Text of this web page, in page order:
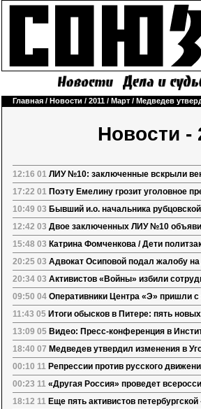
Главная / Новости / 2011 / Март / Медведев
Новости -
12:16 01 ЛИУ №10: заключенные вскрыли
17:22 01 Поэту Емелину грозит уголовное
10:49 03 Бывший и.о. начальника
12:42 03 Двое заключенных ЛИУ №10
15:48 03 Катрина Фомченкова / Дети
20:25 03 Адвокат Осиповой подал жалобу
20:34 03 Активистов «Войны» избили
09:50 04 Оперативники Центра «Э» пришли
11:43 05 Итоги обысков в Питере: пять
13:09 05 Видео: Пресс-конференция в
18:40 07 Медведев утвердил изменения в
00:10 11 Репрессии против русского
00:23 11 «Другая Россия» проведет
18:12 11 Еще пять активистов